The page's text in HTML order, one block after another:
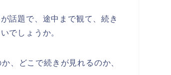
話題で、途中まで観て、続き
でしょうか。
、どこで続きが見れるのか、